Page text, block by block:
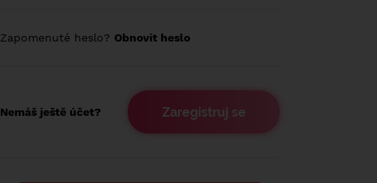
Zapomenuté heslo? Obnovit heslo
Nemáš ještě účet? Zaregistruj se